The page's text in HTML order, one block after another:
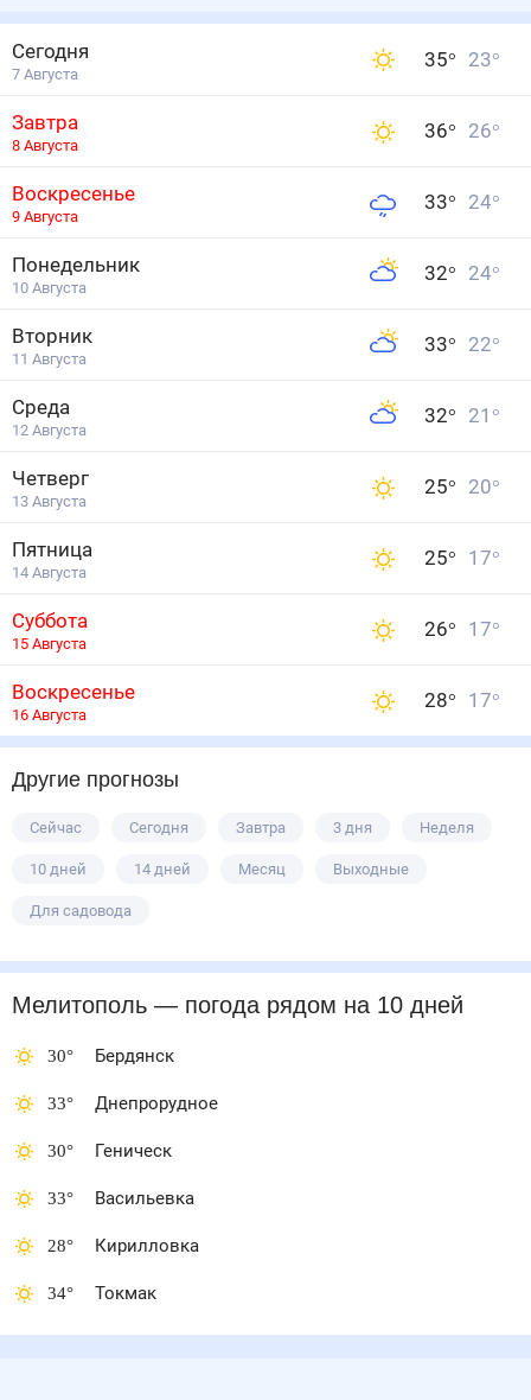
Сегодня
7 Августа
35° 23°
Завтра
8 Августа
36° 26°
Воскресенье
9 Августа
33° 24°
Понедельник
10 Августа
32° 24°
Вторник
11 Августа
33° 22°
Среда
12 Августа
32° 21 °
Четверг
13 Августа
25° 20°
Пятница
14 Августа
25° 17°
Суббота
15 Августа
26° 17°
Воскресенье
16 Августа
28° 17°
Другие прогнозы
Сейчас Сегодня Завтра 3 дня Неделя
10 дней 14 дней Месяц Выходные
Для садовода
Мелитополь — погода рядомна 10 дней
30° Бердянск
33° Днепрорудное
30° Геническ
33° Васильевка
28° Кирилловка
34° Токмак